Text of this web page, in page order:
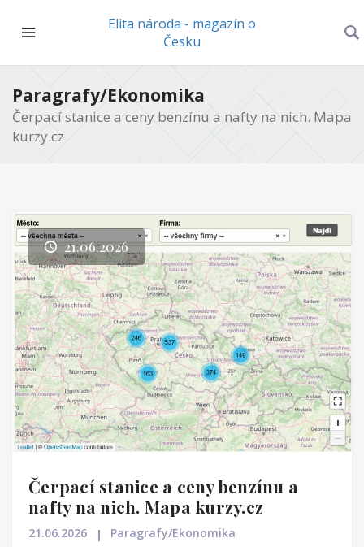
Elita národa - magazín o
Česku
Paragrafy/Ekonomika
Čerpací stanice a ceny benzínu a nafty na nich. Mapa
kurzy.cz
21.06.2026
Čerpací stanice a ceny benzínu a
nafty na nich. Mapa kurzy.cz
21.06.2026 Paragrafy/Ekonomika